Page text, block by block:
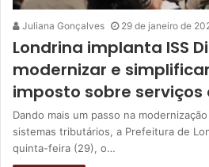
Juliana Gonçalves 29 de janeiro de
Londrina implanta ISS
modernizar e
imposto sobre serviços
Dando mais um passo na
sistemas tributários, a Prefeitura de
quinta-feira (29), o…